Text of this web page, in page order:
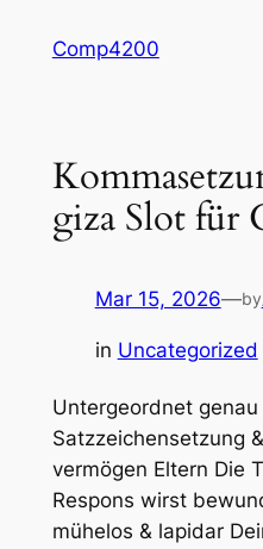
Comp4200
giza Slot für
Mar 15, 2026—by
in Uncategorized
Untergeordnet
Satzzeichensetzung
vermögen Eltern Die
Respons wirst
mühelos & lapidar